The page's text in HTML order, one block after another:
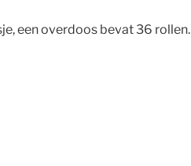
een overdoos bevat 36 rollen.